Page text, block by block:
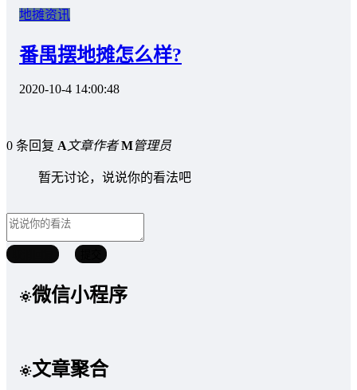
地摊资讯
番禺摆地摊怎么样?
2020-10-4 14:00:48
0 条回复 A文章作者 M管理员
暂无讨论，说说你的看法吧
微信小程序
文章聚合